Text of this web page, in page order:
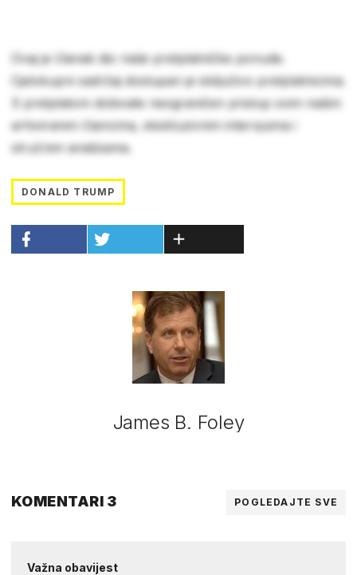
Ovaj je članak dio naše pretplatničke ponude.
Cjelokupni sadržaj dostupan je isključivo pretplatnicima.
S pretplatom dobivate neograničen pristup svim našim
arhiviranim člancima, ekskluzivnim intervjuima i
stručnim analizama.
DONALD TRUMP
James B. Foley
KOMENTARI 3 POGLEDAJTE SVE
Važna obavijest